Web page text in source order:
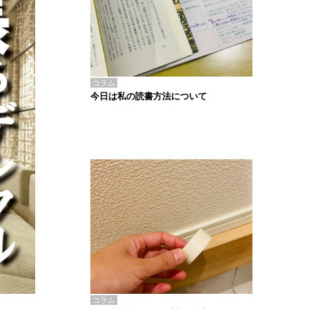
コラム
今日は私の読書方法について
コラム